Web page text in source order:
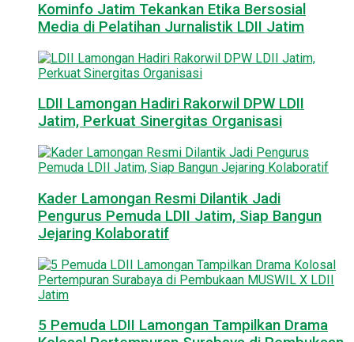
Kominfo Jatim Tekankan Etika Bersosial
Media di Pelatihan Jurnalistik LDII Jatim
LDII Lamongan Hadiri Rakorwil DPW LDII
Jatim, Perkuat Sinergitas Organisasi
Kader Lamongan Resmi Dilantik Jadi
Pengurus Pemuda LDII Jatim, Siap Bangun
Jejaring Kolaboratif
5 Pemuda LDII Lamongan Tampilkan Drama